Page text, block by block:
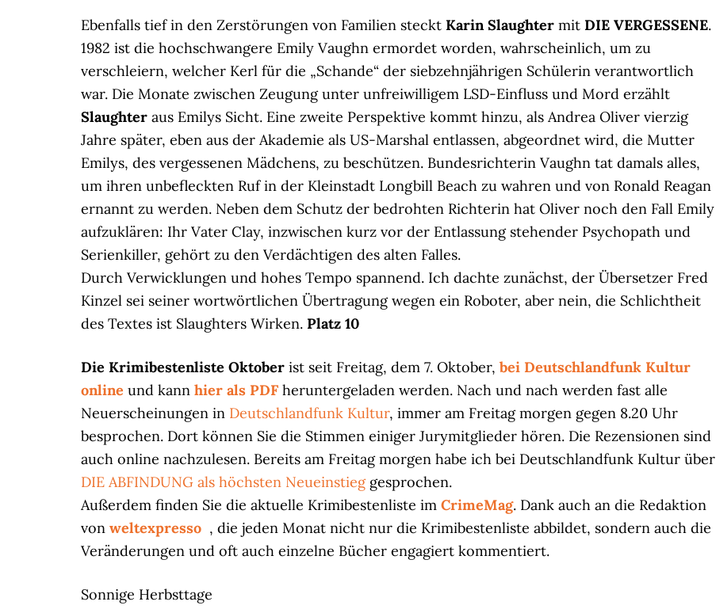
Ebenfalls tief in den Zerstörungen von Familien steckt Karin Slaughter mit DIE VERGESSENE.
1982 ist die hochschwangere Emily Vaughn ermordet worden, wahrscheinlich, um zu
verschleiern, welcher Kerl für die „Schande“ der siebzehnjährigen Schülerin verantwortlich
war. Die Monate zwischen Zeugung unter unfreiwilligem LSD-Einfluss und Mord erzählt
Slaughter aus Emilys Sicht. Eine zweite Perspektive kommt hinzu, als Andrea Oliver vierzig
Jahre später, eben aus der Akademie als US-Marshal entlassen, abgeordnet wird, die Mutter
Emilys, des vergessenen Mädchens, zu beschützen. Bundesrichterin Vaughn tat damals alles,
um ihren unbefleckten Ruf in der Kleinstadt Longbill Beach zu wahren und von Ronald Reagan
ernannt zu werden. Neben dem Schutz der bedrohten Richterin hat Oliver noch den Fall Emily
aufzuklären: Ihr Vater Clay, inzwischen kurz vor der Entlassung stehender Psychopath und
Serienkiller, gehört zu den Verdächtigen des alten Falles.
Durch Verwicklungen und hohes Tempo spannend. Ich dachte zunächst, der Übersetzer Fred
Kinzel sei seiner wortwörtlichen Übertragung wegen ein Roboter, aber nein, die Schlichtheit
des Textes ist Slaughters Wirken. Platz 10
Die Krimibestenliste Oktober ist seit Freitag, dem 7. Oktober, bei Deutschlandfunk Kultur
online und kann hier als PDF heruntergeladen werden. Nach und nach werden fast alle
Neuerscheinungen in Deutschlandfunk Kultur, immer am Freitag morgen gegen 8.20 Uhr
besprochen. Dort können Sie die Stimmen einiger Jurymitglieder hören. Die Rezensionen sind
auch online nachzulesen. Bereits am Freitag morgen habe ich bei Deutschlandfunk Kultur über
DIE ABFINDUNG als höchsten Neueinstieg gesprochen.
Außerdem finden Sie die aktuelle Krimibestenliste im CrimeMag. Dank auch an die Redaktion
von weltexpresso , die jeden Monat nicht nur die Krimibestenliste abbildet, sondern auch die
Veränderungen und oft auch einzelne Bücher engagiert kommentiert.
Sonnige Herbsttage